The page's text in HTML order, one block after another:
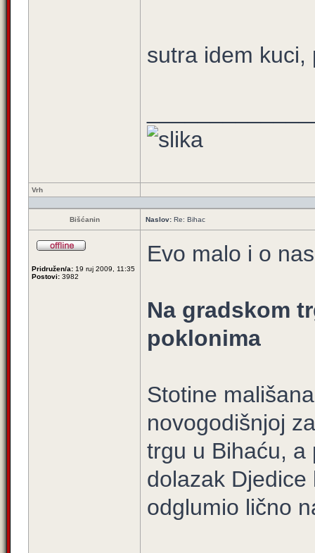
sutra idem
Vrh
Bišćanin Naslov: Re: Bihac
Pridružen/a: 19 ruj 2009, 11:35
Postovi: 3982
Evo malo i o
Na gradskom
poklonima
Stotine
novogodišnjoj
trgu u Bihaću, a
dolazak
odglumio lično